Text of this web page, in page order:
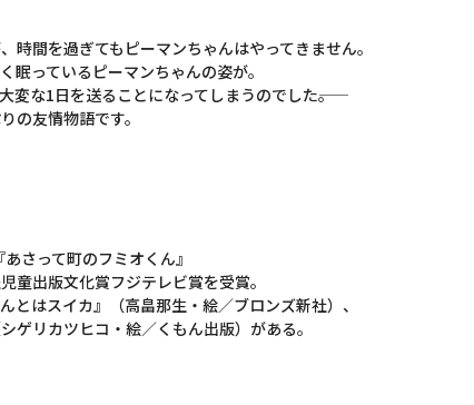
間を過ぎてもピーマンちゃんはやってきません。
っているピーマンちゃんの姿が。
な1日を送ることになってしまうのでした――。
の友情物語です。
さって町のフミオくん』
童出版文化賞フジテレビ賞を受賞。
はスイカ』（高畠那生・絵／ブロンズ新社）、
ゲリカツヒコ・絵／くもん出版）がある。